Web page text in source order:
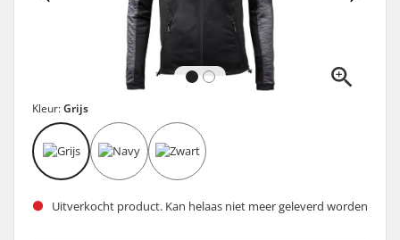
Kleur:Grijs
Uitverkocht product. Kan helaas niet meer geleverd worden